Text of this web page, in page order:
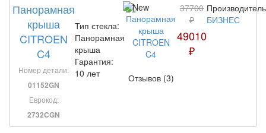
Панорамная
крыша
CITROEN
C4
Номер детали:
01152GN
Еврокод:
2732CGN
Тип стекла:
Панорамная
крыша
Гарантия:
10 лет
Отзывов (3)
37700
₽
49010
₽
БИЗНЕС